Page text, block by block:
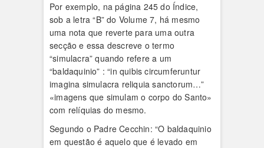
Por exemplo, na página 245 do Índice,
sob a letra “B” do Volume 7, há mesmo
uma nota que reverte para uma outra
secção e essa descreve o termo
“simulacra” quando refere a um
“baldaquinio” : “in quibis circumferuntur
imagina simulacra reliquia sanctorum…”
«imagens que simulam o corpo do Santo»
com relíquias do mesmo.
Segundo o Padre Cecchin: “O baldaquinio
em questão é aquelo que é levado em